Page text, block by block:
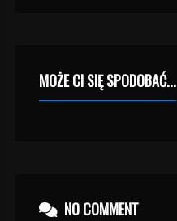
MOŻE CI SIĘ SPODOBAĆ...
NO COMMENT